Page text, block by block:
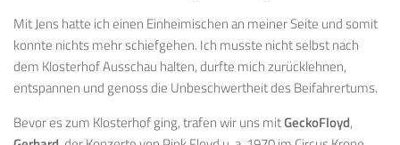
Mit Jens hatte ich einen Einheimischen an meiner Seite und somit
konnte nichts mehr schiefgehen. Ich musste nicht selbst nach
dem Klosterhof Ausschau halten, durfte mich zurücklehnen,
entspannen und genoss die Unbeschwertheit des Beifahrertums.
Bevor es zum Klosterhof ging, trafen wir uns mitGeckoFloyd,